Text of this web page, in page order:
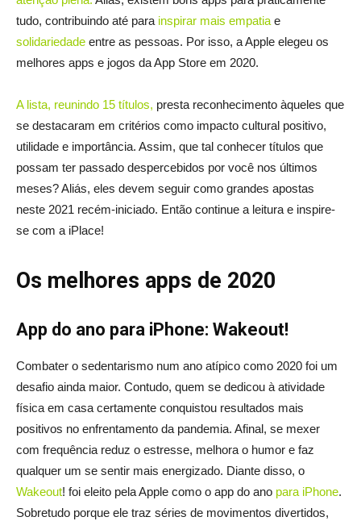
tudo, contribuindo até parainspirar mais empatia e
solidariedade entre as pessoas. Por isso, a Apple elegeu os
melhores apps e jogos da App Store em 2020.
A lista, reunindo 15 títulos, presta reconhecimento àqueles que
se destacaram em critérios como impacto cultural positivo,
utilidade e importância. Assim, que tal conhecer títulos que
possam ter passado despercebidos por você nos últimos
meses? Aliás, eles devem seguir como grandes apostas
neste 2021 recém-iniciado. Então continue a leitura e inspire-
se com a iPlace!
Os melhores apps de 2020
App do ano para iPhone: Wakeout!
Combater o sedentarismo num ano atípico como 2020 foi um
desafio ainda maior. Contudo, quem se dedicou à atividade
física em casa certamente conquistou resultados mais
positivos no enfrentamento da pandemia. Afinal, se mexer
com frequência reduz o estresse, melhora o humor e faz
qualquer um se sentir mais energizado. Diante disso, o
Wakeout! foi eleito pela Apple como o app do ano para iPhone.
Sobretudo porque ele traz séries de movimentos divertidos,